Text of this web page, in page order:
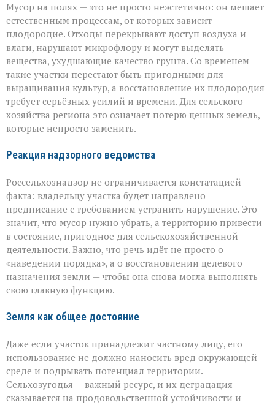
Мусор на полях — это не просто неэстетично: он мешает
естественным процессам, от которых зависит
плодородие. Отходы перекрывают доступ воздуха и
влаги, нарушают микрофлору и могут выделять
вещества, ухудшающие качество грунта. Со временем
такие участки перестают быть пригодными для
выращивания культур, а восстановление их плодородия
требует серьёзных усилий и времени. Для сельского
хозяйства региона это означает потерю ценных земель,
которые непросто заменить.
Реакция надзорного ведомства
Россельхознадзор не ограничивается констатацией
факта: владельцу участка будет направлено
предписание с требованием устранить нарушение. Это
значит, что мусор нужно убрать, а территорию привести
в состояние, пригодное для сельскохозяйственной
деятельности. Важно, что речь идёт не просто о
«наведении порядка», а о восстановлении целевого
назначения земли — чтобы она снова могла выполнять
свою главную функцию.
Земля как общее достояние
Даже если участок принадлежит частному лицу, его
использование не должно наносить вред окружающей
среде и подрывать потенциал территории.
Сельхозугодья — важный ресурс, и их деградация
сказывается на продовольственной устойчивости и